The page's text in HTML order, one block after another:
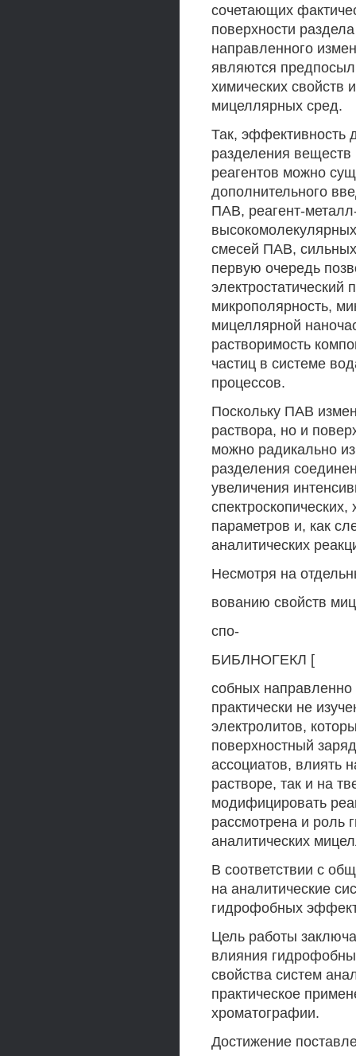
сочетающих
поверхности
направленного
являются
химических свойств
мицеллярных сред.
Так, эффективность
разделения
реагентов можно
дополнительного
ПАВ, реагент-
смесей ПАВ,
первую очередь
микрополярность,
мицеллярной
растворимость
частиц в системе
процессов.
Поскольку ПАВ
раствора, но и
можно радикально
разделения
увеличения
параметров и, как
аналитических
Несмотря на
вованию свойств
спо-
БИБЛНОГЕКЛ [
собных
практически не
электролитов,
поверхностный
ассоциатов, влиять
растворе, так и на
модифицировать
рассмотрена и роль
аналитических
В соответствии с
на аналитические
гидрофобных
Цель работы
влияния
свойства систем
практическое
хроматографии.
Достижение